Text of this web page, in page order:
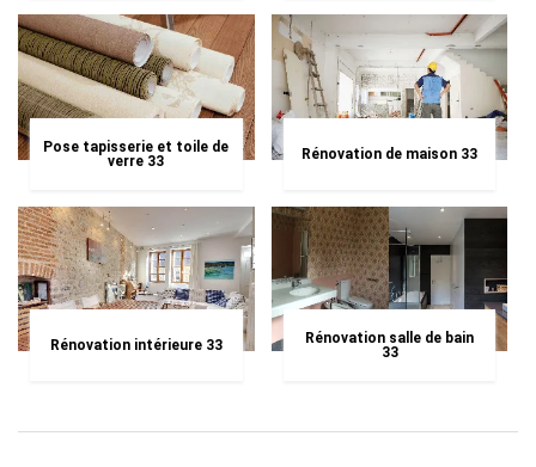
Pose tapisserie et toile de
verre 33
Rénovation de maison 33
Rénovation intérieure 33
Rénovation salle de bain
33